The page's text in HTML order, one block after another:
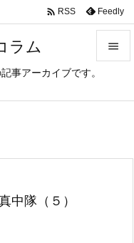
事アーカイブです。

 RSS Feedly
中隊（５）